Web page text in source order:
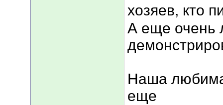
хозяев, кто
А еще очень
Наша
еще